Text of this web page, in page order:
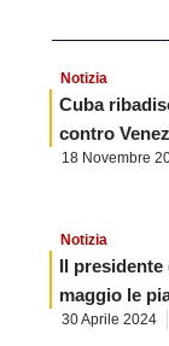
Notizia
Cuba
contro
18 Novembre
Notizia
Il presidente
maggio le
30 Aprile 2024